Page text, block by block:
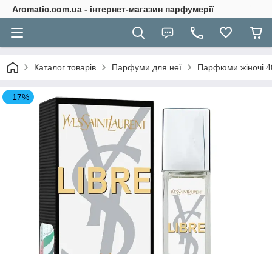
Aromatic.com.ua - інтернет-магазин парфумерії
Каталог товарів Парфуми для неї Парфюми жіночі
–17%